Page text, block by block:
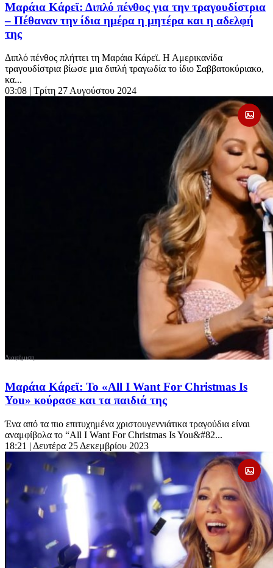
Μαράια Κάρεϊ: Διπλό πένθος για την τραγουδίστρια
– Πέθαναν την ίδια ημέρα η μητέρα και η αδελφή
της
Διπλό πένθος πλήττει τη Μαράια Κάρεϊ. Η Αμερικανίδα
τραγουδίστρια βίωσε μια διπλή τραγωδία το ίδιο Σαββατοκύριακο,
κα...
03:08 | Τρίτη 27 Αυγούστου 2024
Μαράια Κάρεϊ: Το «All I Want For Christmas Is
You» κούρασε και τα παιδιά της
Ένα από τα πιο επιτυχημένα χριστουγεννιάτικα τραγούδια είναι
αναμφίβολα το “All I Want For Christmas Is You&#82...
18:21 | Δευτέρα 25 Δεκεμβρίου 2023